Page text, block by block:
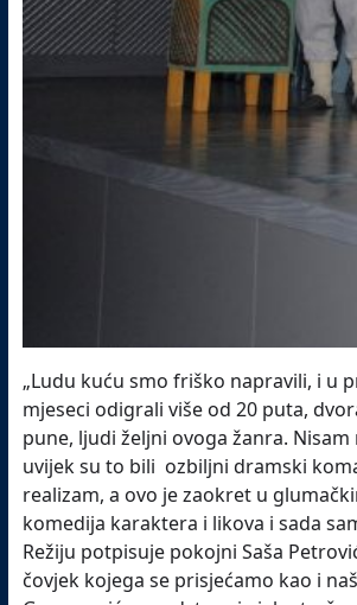
„Ludu kuću smo friško napravili, i u
mjeseci odigrali više od 20 puta,
pune, ljudi željni ovoga žanra.
uvijek su to bili ozbiljni dramski
realizam, a ovo je zaokret u
komedija karaktera i likova i sada
Režiju potpisuje pokojni Saša
čovjek kojega se prisjećamo kao i